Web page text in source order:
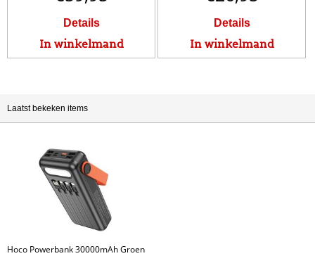
Details
In winkelmand
Details
In winkelmand
Laatst bekeken items
Hoco Powerbank 30000mAh Groen